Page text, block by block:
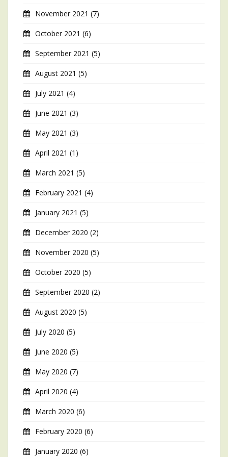
November 2021 (7)
October 2021 (6)
September 2021 (5)
August 2021 (5)
July 2021 (4)
June 2021 (3)
May 2021 (3)
April 2021 (1)
March 2021 (5)
February 2021 (4)
January 2021 (5)
December 2020 (2)
November 2020 (5)
October 2020 (5)
September 2020 (2)
August 2020 (5)
July 2020 (5)
June 2020 (5)
May 2020 (7)
April 2020 (4)
March 2020 (6)
February 2020 (6)
January 2020 (6)